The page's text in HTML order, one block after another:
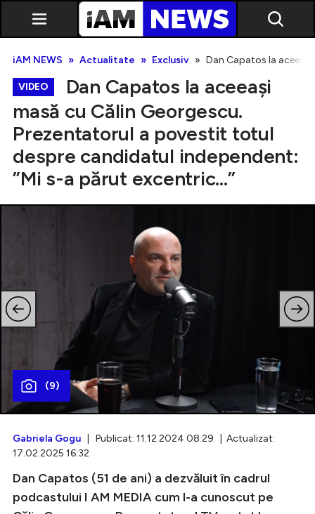
Exclusiv
Intră în cont
Creează cont
iAM NEWS Actualitate Exclusiv Dan Capatos la
VIDEO
Dan Capatos la aceeași
masă cu Călin Georgescu.
Prezentatorul a povestit totul
despre candidatul independent:
”Mi s-a părut excentric...”
(9)
Gabriela Gogu | Publicat: 11.12.2024 08:29 | Actualizat:
17.02.2025 16:32
Dan Capatos (51 de ani) a dezvăluit în cadrul
podcastului I AM MEDIA cum l-a cunoscut pe